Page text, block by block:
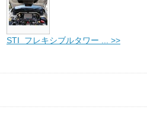
STI フレキシブルタワー ... >>